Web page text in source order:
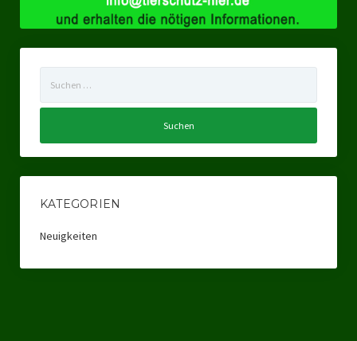
Kommunalwahl Nordrhein-Westfalen 2020
Bürgerschaftswahl Hamburg 2020
Landtagswahl Thüringen 2019
nach:
KATEGORIEN
Neuigkeiten